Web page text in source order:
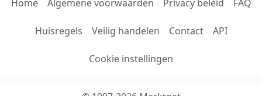
Home Algemene voorwaarden Privacy beleid FAQ
Huisregels Veilig handelen Contact API
Cookie instellingen